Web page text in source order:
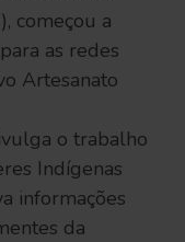
começou a
as redes
Artesanato
o trabalho
Indígenas
informações
da